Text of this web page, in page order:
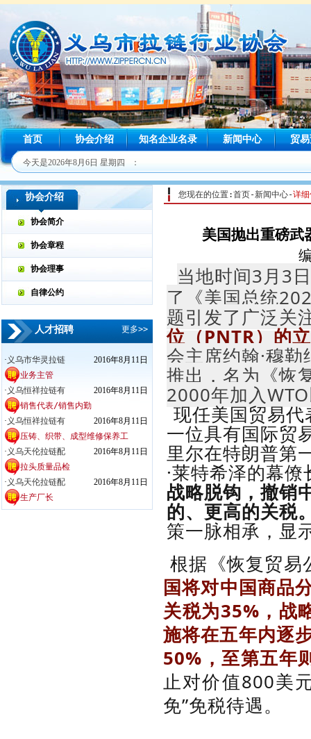
首页 协会介绍 知名企业名录 新闻中心 贸
今天是2026年8月6日 星期四 ：
协会介绍
协会简介
协会章程
协会理事
自律公约
人才招聘 更多>>
· 义乌市华灵拉链
2016年8月11日
业务主管
· 义乌恒祥拉链有
2016年8月11日
销售代表/销售内勤
· 义乌恒祥拉链有
2016年8月11日
压铸、织带、成型维修保养工
· 义乌天伦拉链配
2016年8月11日
拉头质量品检
· 义乌天伦拉链配
2016年8月11日
生产厂长
您现在的位置:首页-新闻中心-详
美国抛出重磅武
当地时间3月3
了《美国总统
题引发了广泛关
位（PNTR）的
会主席约翰·穆
推出，名为《恢
2000年加入
现任美国贸易
一位具有国际贸
里尔在特朗普第
·莱特希泽的幕
战略脱钩，撤销
的、更高的关税
策一脉相承，显
根据《恢复贸易
国将对中国商品
关税为35%，战
施将在五年内逐
50%，至第五年
止对价值800美
免”免税待遇。